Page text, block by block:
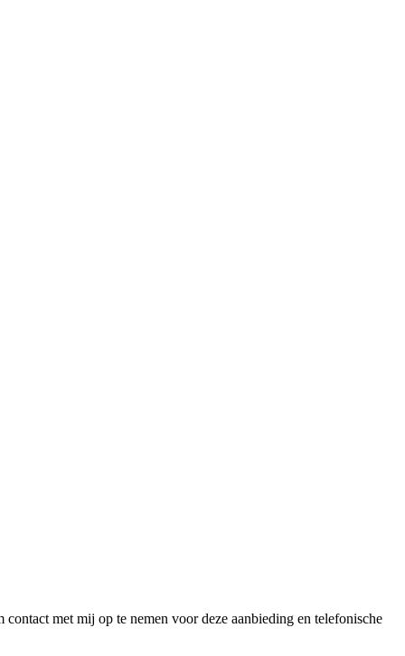
met mij op te nemen voor deze aanbieding en telefonische